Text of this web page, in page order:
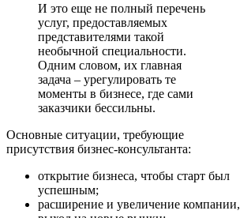
И это еще не полный перечень
услуг, предоставляемых
представителями такой
необычной специальности.
Одним словом, их главная
задача – урегулировать те
моменты в бизнесе, где сами
заказчики бессильны.
Основные ситуации, требующие
присутствия бизнес-консультанта:
открытие бизнеса, чтобы старт был
успешным;
расширение и увеличение компании,